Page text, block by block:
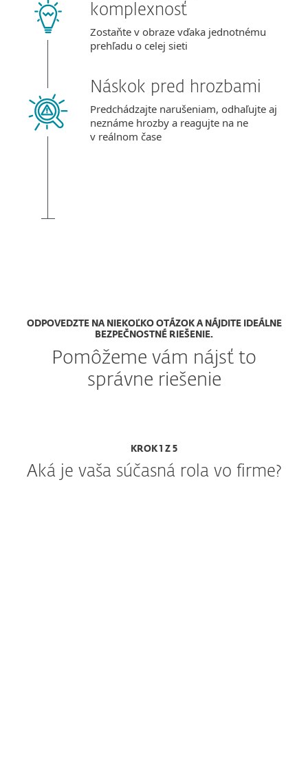
komplexnosť
Zostaňte v obraze vďaka jednotnému
prehľadu o celej sieti
Náskok pred hrozbami
Predchádzajte narušeniam, odhaľujte aj
neznáme hrozby a reagujte na ne
v reálnom čase
ODPOVEDZTE NA NIEKOĽKO OTÁZOK A NÁJDITE IDEÁLNE
BEZPEČNOSTNÉ RIEŠENIE.
Pomôžeme vám nájsť to
správne riešenie
KROK 1 Z 5
Aká je vaša súčasná rola vo firme?